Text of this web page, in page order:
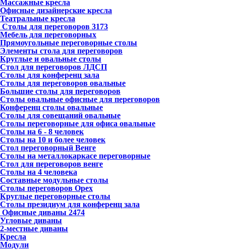
Массажные кресла
Офисные дизайнерские кресла
Театральные кресла
Столы для переговоров 3173
Мебель для переговорных
Прямоугольные переговорные столы
Элементы стола для переговоров
Круглые и овальные столы
Стол для переговоров ЛДСП
Столы для конференц зала
Столы для переговоров овальные
Большие столы для переговоров
Столы овальные офисные для переговоров
Конференц столы овальные
Столы для совещаний овальные
Столы переговорные для офиса овальные
Столы на 6 - 8 человек
Столы на 10 и более человек
Стол переговорный Венге
Столы на металлокаркасе переговорные
Стол для переговоров венге
Столы на 4 человека
Составные модульные столы
Столы переговоров Орех
Круглые переговорные столы
Столы президиум для конференц зала
Офисные диваны 2474
Угловые диваны
2-местные диваны
Кресла
Модули